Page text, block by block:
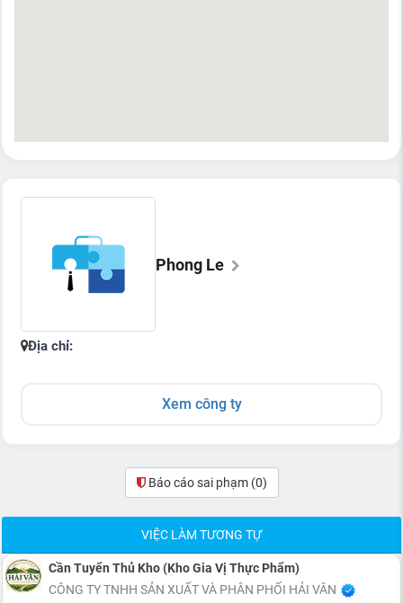
Phong Le
Địa chỉ:
Xem công ty
Báo cáo sai phạm (0)
VIỆC LÀM TƯƠNG TỰ
Cần Tuyển Thủ Kho (Kho Gia Vị Thực Phẩm)
CÔNG TY TNHH SẢN XUẤT VÀ PHÂN PHỐI HẢI VÂN